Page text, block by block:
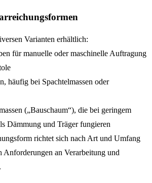
Varianten erhältlich:
für manuelle oder maschinelle Auftragung
häufig bei Spachtelmassen oder
(„Bauschaum“), die bei geringem
Dämmung und Träger fungieren
richtet sich nach Art und Umfang
Anforderungen an Verarbeitung und